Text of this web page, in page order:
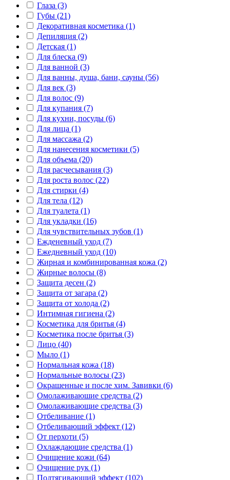
Глаза (3)
Губы (21)
Декоративная косметика (1)
Депиляция (2)
Детская (1)
Для блеска (9)
Для ванной (3)
Для ванны, душа, бани, сауны (56)
Для век (3)
Для волос (9)
Для купания (7)
Для кухни, посуды (6)
Для лица (1)
Для массажа (2)
Для нанесения косметики (5)
Для объема (20)
Для расчесывания (3)
Для роста волос (22)
Для стирки (4)
Для тела (12)
Для туалета (1)
Для укладки (16)
Для чувствительных зубов (1)
Ежденевный уход (7)
Ежедневный уход (10)
Жирная и комбинированная кожа (2)
Жирные волосы (8)
Защита десен (2)
Защита от загара (2)
Защита от холода (2)
Интимная гигиена (2)
Косметика для бритья (4)
Косметика после бритья (3)
Лицо (40)
Мыло (1)
Нормальная кожа (18)
Нормальные волосы (23)
Окрашенные и после хим. Завивки (6)
Омолаживаюшие средства (2)
Омолаживающие средства (3)
Отбеливание (1)
Отбеливающий эффект (12)
От перхоти (5)
Охлаждающие средства (1)
Очищение кожи (64)
Очищение рук (1)
Подтягивающий эффект (102)